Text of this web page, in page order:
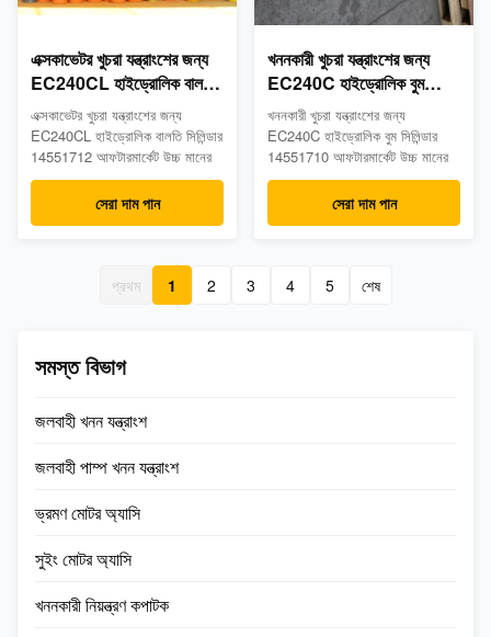
এক্সকাভেটর খুচরা যন্ত্রাংশের জন্য
EC240CL হাইড্রোলিক বালতি
সিলিন্ডার 14551712
আফটারমার্কেট উচ্চ মানের
এক্সকাভেটর খুচরা যন্ত্রাংশের জন্য
EC240CL হাইড্রোলিক বালতি সিলিন্ডার
14551712 আফটারমার্কেট উচ্চ মানের
সেরা দাম পান
খননকারী খুচরা যন্ত্রাংশের জন্য
EC240C হাইড্রোলিক বুম
সিলিন্ডার 14551710
আফটারমার্কেট উচ্চ মানের
খননকারী খুচরা যন্ত্রাংশের জন্য
EC240C হাইড্রোলিক বুম সিলিন্ডার
14551710 আফটারমার্কেট উচ্চ মানের
সেরা দাম পান
প্রথম 1 2 3 4 5 শেষ
সমস্ত বিভাগ
জলবাহী খনন যন্ত্রাংশ
জলবাহী পাম্প খনন যন্ত্রাংশ
ভ্রমণ মোটর অ্যাসি
সুইং মোটর অ্যাসি
খননকারী নিয়ন্ত্রণ কপাটক